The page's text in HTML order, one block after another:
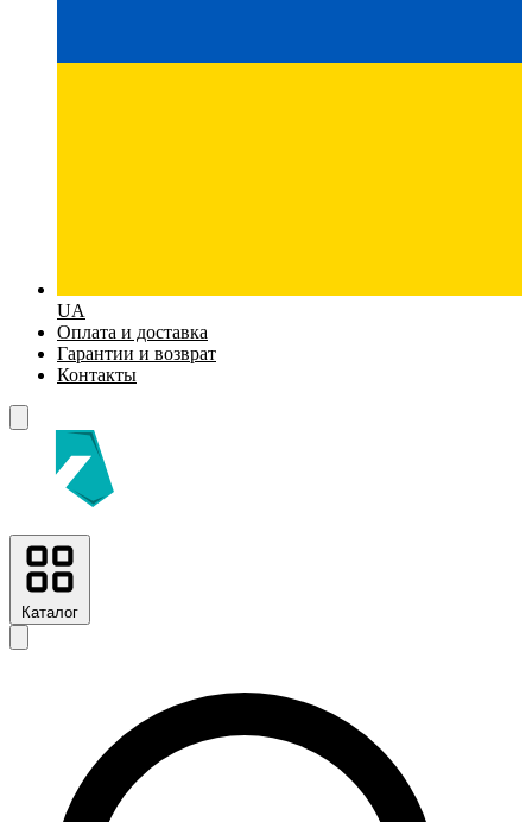
UA
Оплата и доставка
Гарантии и возврат
Контакты
Каталог